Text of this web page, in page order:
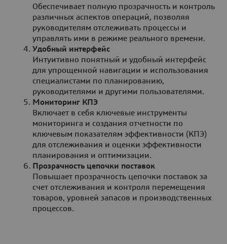
Обеспечивает полную прозрачность и контроль
различных аспектов операций, позволяя
руководителям отслеживать процессы и
управлять ими в режиме реального времени.
Удобный интерфейс
Интуитивно понятный и удобный интерфейс
для упрощенной навигации и использования
специалистами по планированию,
руководителями и другими пользователями.
Мониторинг КПЭ
Включает в себя ключевые инструменты
мониторинга и создания отчетности по
ключевым показателям эффективности (КПЭ)
для отслеживания и оценки эффективности
планирования и оптимизации.
Прозрачность цепочки поставок
Повышает прозрачность цепочки поставок за
счет отслеживания и контроля перемещения
товаров, уровней запасов и производственных
процессов.